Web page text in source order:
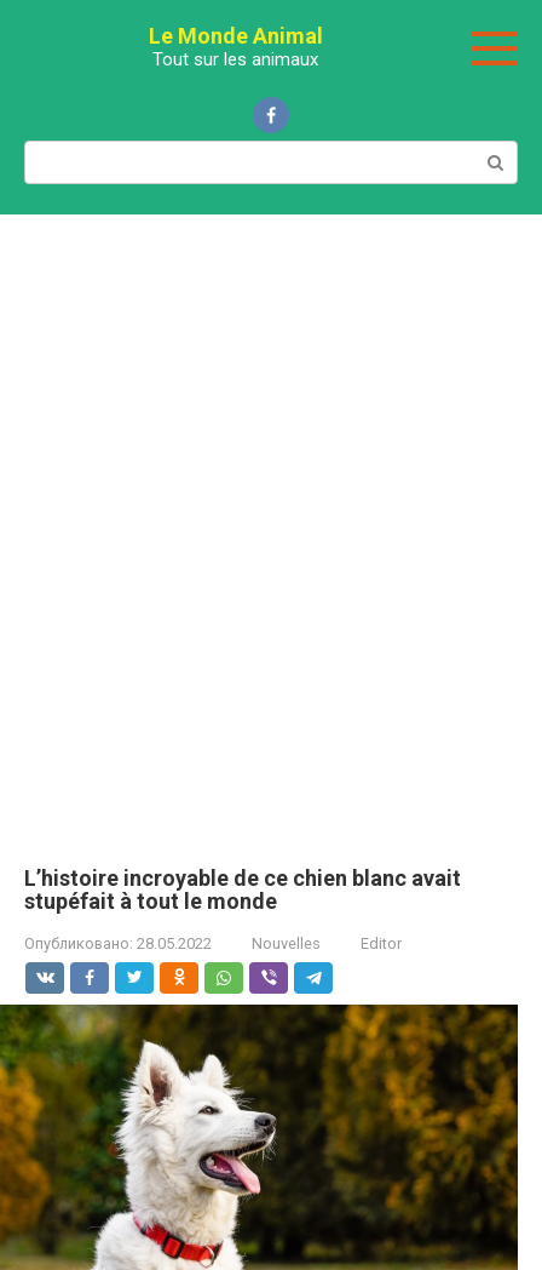
Le Monde Animal
Tout sur les animaux
Поиск:
L’histoire incroyable de ce chien blanc avait
stupéfait à tout le monde
Опубликовано: 28.05.2022 Nouvelles Editor